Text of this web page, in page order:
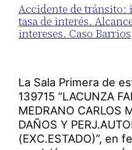
Accidente de
tasa de interés.
intereses. Caso Barrios
La Sala Primera de
139715 “LACUNZA
MEDRANO CARLOS
DAÑOS Y
(EXC.ESTADO)”, en